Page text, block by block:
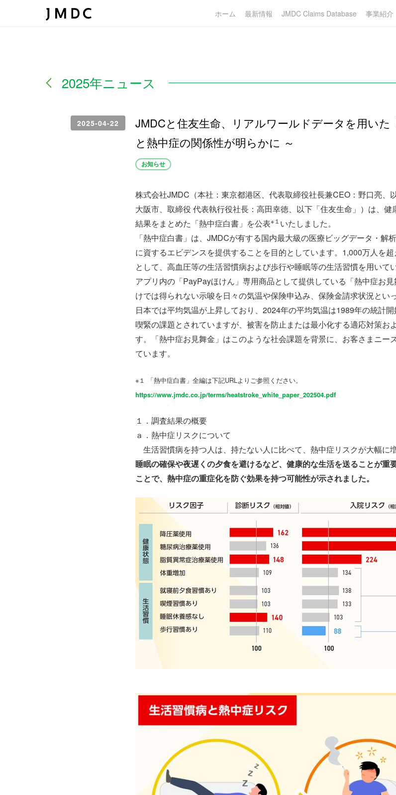
ホーム 最新情報 JMDC Claims Database 事業紹介
2025年ニュース
2025-04-22
JMDCと住友生命、リアルワールドデータを用いた
と熱中症の関係性が明らかに ～
お知らせ
株式会社JMDC（本社：東京都港区、代表取締役社長兼CEO：野口亮
大阪市、取締役 代表執行役社長：高田幸徳、以下「住友生命」）は、
結果をまとめた「熱中症白書」を公表※１ いたしました。
「熱中症白書」は、JMDCが有する国内最大級の医療ビッグデータ・
に資するエビデンスを提供することを目的としています。1,000万人を
として、高血圧等の生活習慣病および歩行や睡眠等の生活習慣を用いて
アプリ内の「PayPayほけん」専用商品として提供している「熱中症お
けでは得られない示唆を日々の気温や保険申込み、保険金請求状況とい
日本では平均気温が上昇しており、2024年の平均気温は1989年の統計
喫緊の課題とされていますが、被害を防止または最小化する適応対策
す。「熱中症お見舞金」はこのような社会課題を背景に、お客さまニ
ています。
※１ 「熱中症白書」全編は下記URLよりご参照ください。
https://www.jmdc.co.jp/terms/heatstroke_white_paper_202504.pdf
１．調査結果の概要
ａ．熱中症リスクについて
生活習慣病を持つ人は、持たない人に比べて、熱中症リスクが大幅に
睡眠の確保や夜遅くの夕食を避けるなど、健康的な生活を送ることが
ことで、熱中症の重症化を防ぐ効果を持つ可能性が示されました。